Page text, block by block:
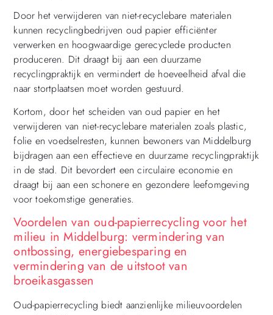
Door het verwijderen van niet-recyclebare materialen
kunnen recyclingbedrijven oud papier efficiënter
verwerken en hoogwaardige gerecyclede producten
produceren. Dit draagt bij aan een duurzame
recyclingpraktijk en vermindert de hoeveelheid afval die
naar stortplaatsen moet worden gestuurd.
Kortom, door het scheiden van oud papier en het
verwijderen van niet-recyclebare materialen zoals plastic,
folie en voedselresten, kunnen bewoners van Middelburg
bijdragen aan een effectieve en duurzame recyclingpraktijk
in de stad. Dit bevordert een circulaire economie en
draagt bij aan een schonere en gezondere leefomgeving
voor toekomstige generaties.
Voordelen van oud-papierrecycling voor het
milieu in Middelburg: vermindering van
ontbossing, energiebesparing en
vermindering van de uitstoot van
broeikasgassen
Oud-papierrecycling biedt aanzienlijke milieuvoordelen